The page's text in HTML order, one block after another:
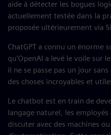
aide à détecter les bogues
actuellement testée dans la
proposée ultérieurement via
ChatGPT a connu un énorme
qu'OpenAI a levé le voile sur
il ne se passe pas un jour
des choses incroyables et
Le chatbot est en train de
langage naturel, les
discuter avec des machines